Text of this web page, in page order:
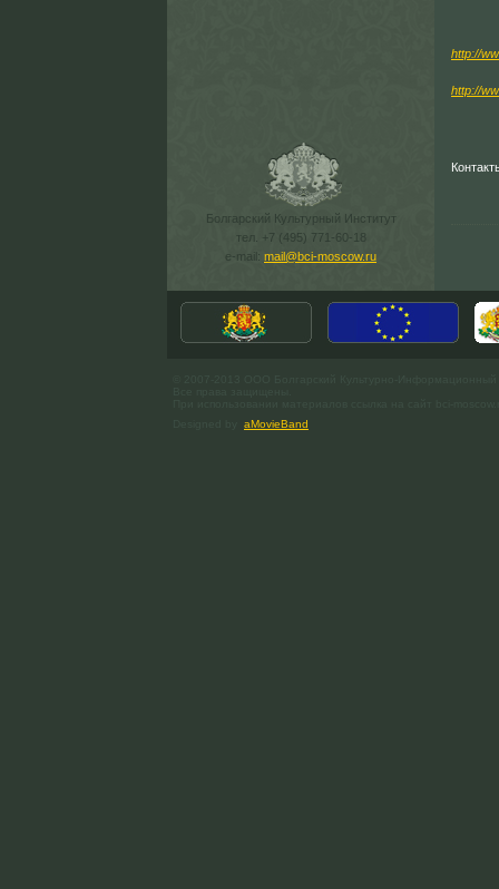
Болгарский Культурный Институт
тел. +7 (495) 771-60-18
e-mail: mail@bci-moscow.ru
http://
http://
aMovieBand